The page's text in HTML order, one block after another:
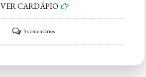
VER CARDÁPIO
5 comentáriosem
Docerrano